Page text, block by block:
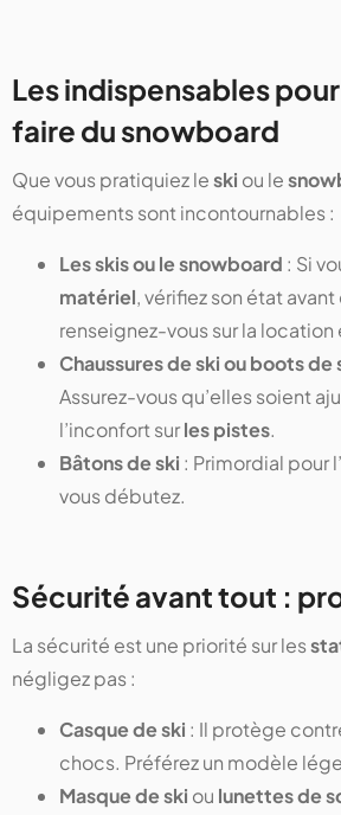
Les indispensables
faire du snowboard
Que vous pratiquiez leski ou le
équipements sont incontournables :
Les skis ou le snowboard : Si
matériel, vérifiez son état
renseignez-vous sur la location
Chaussures de ski ou boots
Assurez-vous qu’elles soient
l’inconfort surles pistes.
Bâtons de ski : Primordial pour
vous débutez.
Sécurité avant tout :
La sécurité est une priorité sur les
négligez pas :
Casque de ski : Il protège
chocs. Préférez un modèle
Masque de ski ou lunettes de